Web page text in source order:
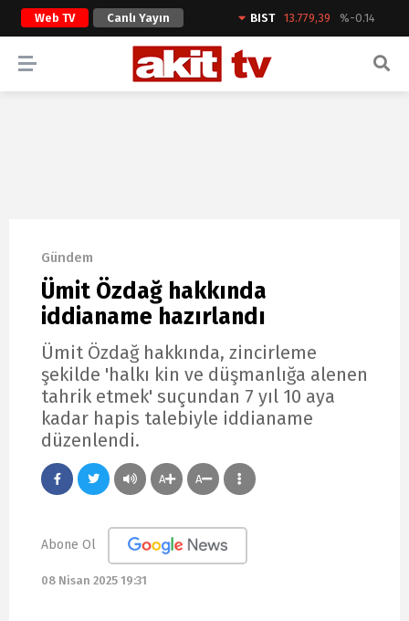
Web TV Canlı Yayın BIST 13.779,39 %-0.14
ARAMA YAP
Gündem
Ümit Özdağ hakkında
iddianame hazırlandı
Ümit Özdağ hakkında, zincirleme
şekilde 'halkı kin ve düşmanlığa alenen
tahrik etmek' suçundan 7 yıl 10 aya
kadar hapis talebiyle iddianame
düzenlendi.
A A
Abone Ol
08 Nisan 2025 19:31